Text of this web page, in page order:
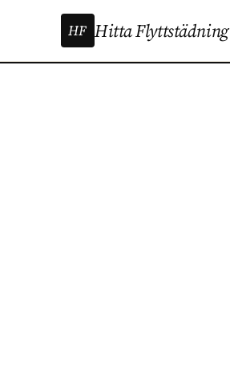
HF Hitta Flyttstädning